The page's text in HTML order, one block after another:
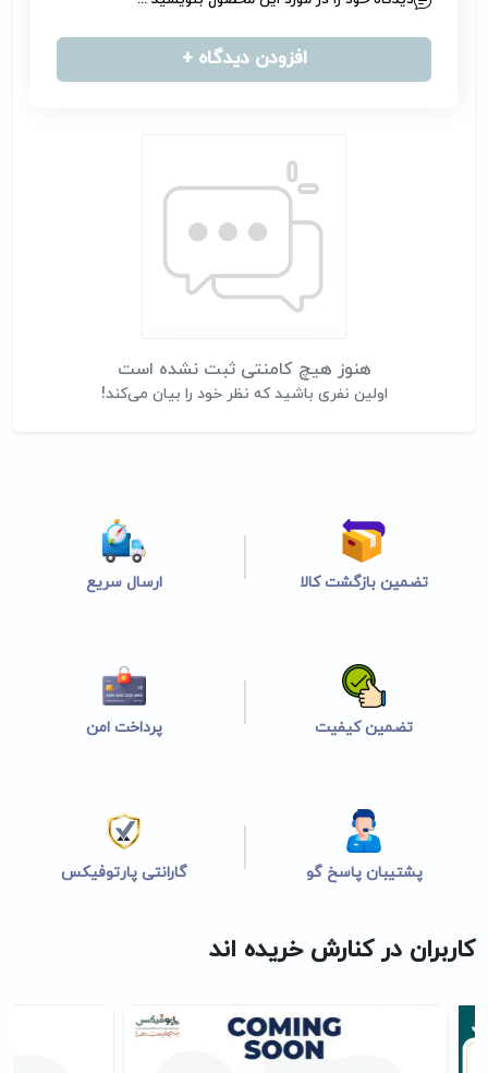
هنوز هیچ کامنتی ثبت نشده است
اولین نفری باشید که نظر خود را بیان می‌کند!
افزودن دیدگاه +
تضمین بازگشت کالا ارسال سریع
تضمین کیفیت پرداخت امن
پشتیبان پاسخ گو گارانتی پارتوفیکس
کاربران در کنارش خریده اند